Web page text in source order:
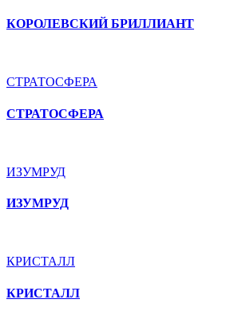
КОРОЛЕВСКИЙ БРИЛЛИАНТ
СТРАТОСФЕРА
СТРАТОСФЕРА
ИЗУМРУД
ИЗУМРУД
КРИСТАЛЛ
КРИСТАЛЛ